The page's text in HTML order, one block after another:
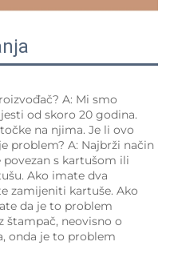
A: Mi smo
od skoro 20 godina.
na njima. Je li ovo
problem? A: Najbrži način
s kartušom ili
Ako imate dva
zamijeniti kartuše. Ako
da je to problem
štampač, neovisno o
onda je to problem